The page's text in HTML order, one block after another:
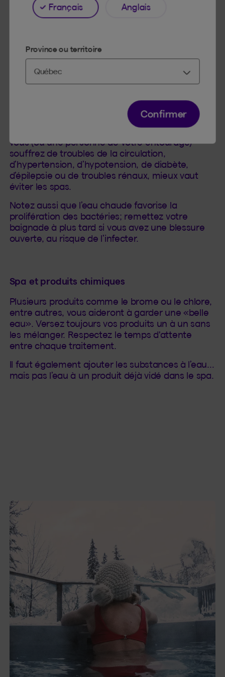
donc déconseillés pour les enfants de moins de
Spa et problèmes de santé
Les problèmes cardiaques figurent au premier
rang des contre-indications au bain dans un spa,
puisque la chaleur élevée a pour effet
d’augmenter la circulation sanguine et
d’accélérer le rythme cardiaque. De même, si
vous (ou une personne de votre entourage)
souffrez de troubles de la circulation,
d’hypertension, d’hypotension, de diabète,
d’épilepsie ou de troubles rénaux, mieux vaut
éviter les spas.
Notez aussi que l’eau chaude favorise la
prolifération des bactéries; remettez votre
baignade à plus tard si vous avez une blessure
ouverte, au risque de l’infecter.
Spa et produits chimiques
Plusieurs produits comme le brome ou le chlore,
entre autres, vous aideront à garder une «belle
eau». Versez toujours vos produits un à un sans
les mélanger. Respectez le temps d'attente
entre chaque traitement.
Il faut également ajouter les substances à l’eau…
mais pas l’eau à un produit déjà vidé dans le spa.
Français Anglais
Province ou territoire
Confirmer